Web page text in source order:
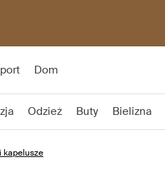
Dom
Odzież Buty Bielizna
kapelusze